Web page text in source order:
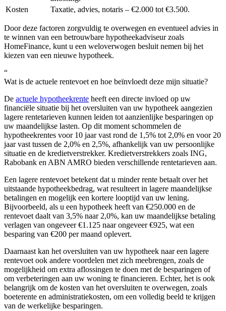
Kosten
Taxatie, advies, notaris – €2.000 tot €3.500.
Door deze factoren zorgvuldig te overwegen en eventueel advies in
te winnen van een betrouwbare hypotheekadviseur zoals
HomeFinance, kunt u een weloverwogen besluit nemen bij het
kiezen van een nieuwe hypotheek.
“
Wat is de actuele rentevoet en hoe beïnvloedt deze mijn situatie?
De actuele hypotheekrente heeft een directe invloed op uw
financiële situatie bij het oversluiten van uw hypotheek aangezien
lagere rentetarieven kunnen leiden tot aanzienlijke besparingen op
uw maandelijkse lasten. Op dit moment schommelen de
hypotheekrentes voor 10 jaar vast rond de 1,5% tot 2,0% en voor 20
jaar vast tussen de 2,0% en 2,5%, afhankelijk van uw persoonlijke
situatie en de kredietverstrekker. Kredietverstrekkers zoals ING,
Rabobank en ABN AMRO bieden verschillende rentetarieven aan.
Een lagere rentevoet betekent dat u minder rente betaalt over het
uitstaande hypotheekbedrag, wat resulteert in lagere maandelijkse
betalingen en mogelijk een kortere looptijd van uw lening.
Bijvoorbeeld, als u een hypotheek heeft van €250.000 en de
rentevoet daalt van 3,5% naar 2,0%, kan uw maandelijkse betaling
verlagen van ongeveer €1.125 naar ongeveer €925, wat een
besparing van €200 per maand oplevert.
Daarnaast kan het oversluiten van uw hypotheek naar een lagere
rentevoet ook andere voordelen met zich meebrengen, zoals de
mogelijkheid om extra aflossingen te doen met de besparingen of
om verbeteringen aan uw woning te financieren. Echter, het is ook
belangrijk om de kosten van het oversluiten te overwegen, zoals
boeterente en administratiekosten, om een volledig beeld te krijgen
van de werkelijke besparingen.